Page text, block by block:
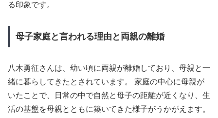
る印象です。
母子家庭と言われる理由と両親の離婚
八木勇征さんは、幼い頃に両親が離婚しており、母親と一
緒に暮らしてきたとされています。 家庭の中心に母親が
いたことで、日常の中で自然と母子の距離が近くなり、生
活の基盤を母親とともに築いてきた様子がうかがえます。